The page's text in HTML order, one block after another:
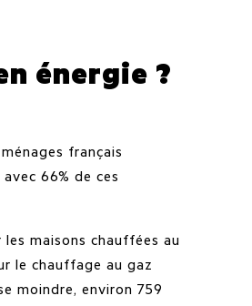
énergie ?
français
66% de ces
les maisons chauffées au
le chauffage au gaz
moindre, environ 759